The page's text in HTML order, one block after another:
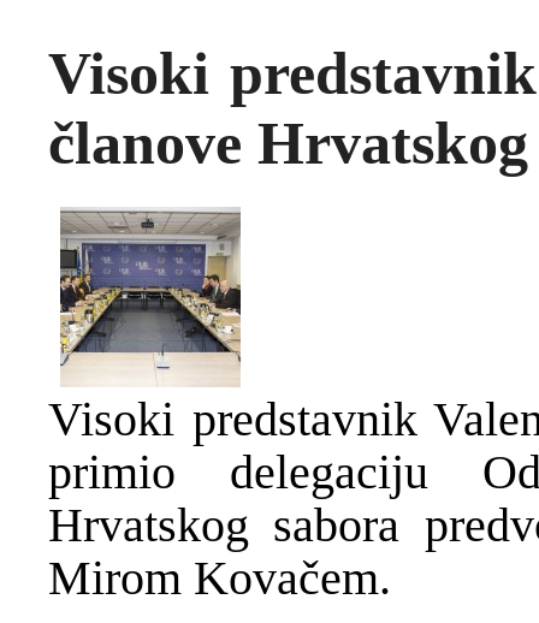
Visoki
članove
Visoki predstavnik
primio delegaciju
Hrvatskog sabora
Mirom Kovačem.